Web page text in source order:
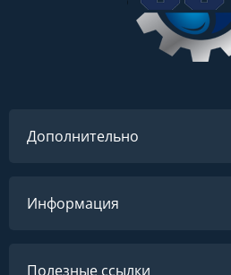
Дополнительно
Информация
Полезные ссылки